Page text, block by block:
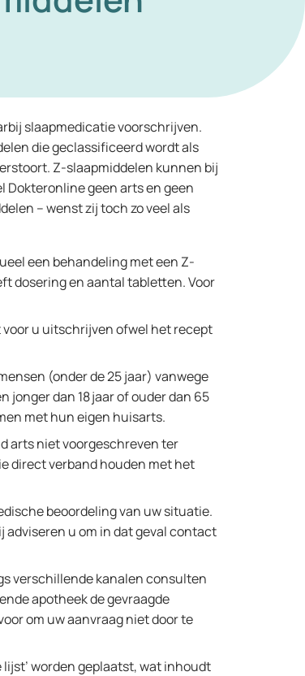
slaapmedicatie voorschrijven.
die geclassificeerd wordt als
Z-slaapmiddelen kunnen bij
Dokteronline geen arts en geen
– wenst zij toch zo veel als
een behandeling met een Z-
dosering en aantal tabletten. Voor
voor u uitschrijven ofwel het recept
(onder de 25 jaar) vanwege
dan 18 jaar of ouder dan 65
met hun eigen huisarts.
arts niet voorgeschreven ter
direct verband houden met het
beoordeling van uw situatie.
adviseren u om in dat geval contact
verschillende kanalen consulten
apotheek de gevraagde
om uw aanvraag niet door te
worden geplaatst, wat inhoudt